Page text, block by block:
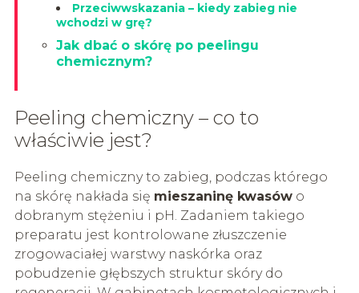
Przeciwwskazania – kiedy zabieg nie
wchodzi w grę?
Jak dbać o skórę po peelingu
chemicznym?
Peeling chemiczny – co to
właściwie jest?
Peeling chemiczny to zabieg, podczas którego
na skórę nakłada się mieszaninę kwasówo
dobranym stężeniu i pH. Zadaniem takiego
preparatu jest kontrolowane złuszczenie
zrogowaciałej warstwy naskórka oraz
pobudzenie głębszych struktur skóry do